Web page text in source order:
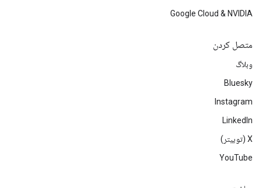
Google Cloud & NVIDIA
متصل کردن
وبلاگ
Bluesky
Instagram
LinkedIn
‫X (توییتر)
YouTube